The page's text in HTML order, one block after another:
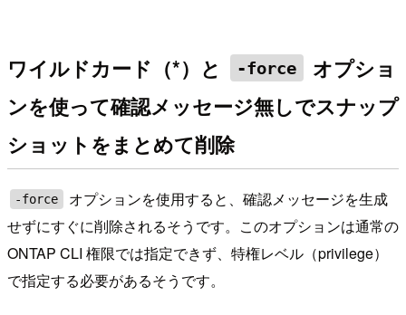
ワイルドカード（*）と -force
オプショ
ンを使って確認メッセージ無しでスナップ
ショットをまとめて削除
-force
オプションを使用すると、確認メッセージを生成
せずにすぐに削除されるそうです。このオプションは通常の
ONTAP CLI 権限では指定できず、特権レベル（privilege）
で指定する必要があるそうです。